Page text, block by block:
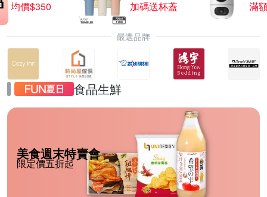
均價$350
加碼送杯蓋
滿
嚴選品牌
食品生鮮
美食週末特賣會
限定價五折起